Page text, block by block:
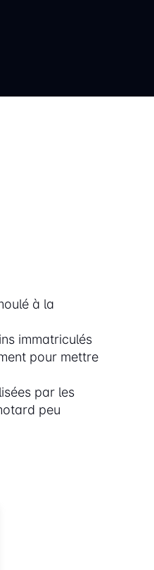
à la
immatriculés
pour mettre
par les
peu